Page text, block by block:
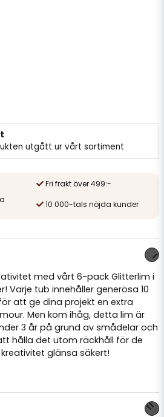
utgått ur vårt sortiment
Fri frakt över 499:-
10 000-tals nöjda kunder
med vårt 6-pack Glitterlim i
Varje tub innehåller generösa 10
att ge dina projekt en extra
Men kom ihåg, detta lim är
3 år på grund av smådelar och
hålla det utom räckhåll för de
glänsa säkert!